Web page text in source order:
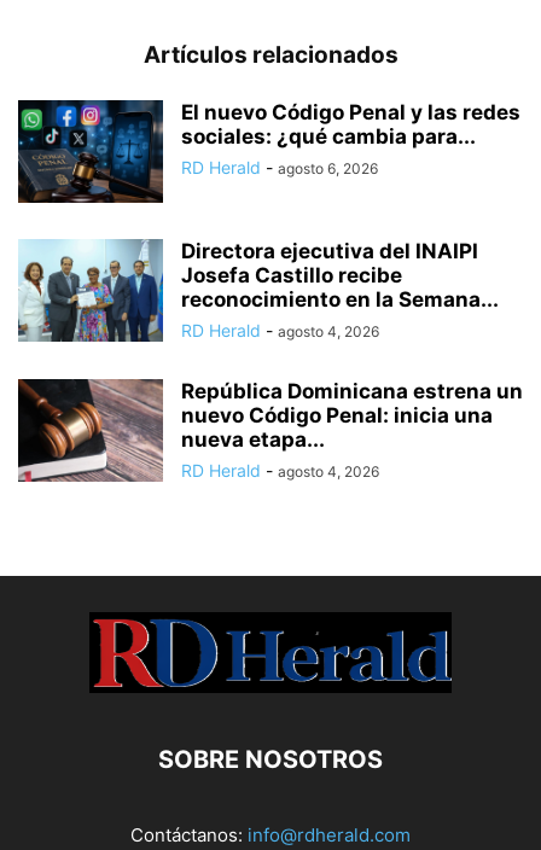
Artículos relacionados
El nuevo Código Penal y las redes
sociales: ¿qué cambia para...
RD Herald - agosto 6, 2026
Directora ejecutiva del INAIPI
Josefa Castillo recibe
reconocimiento en la Semana...
RD Herald - agosto 4, 2026
República Dominicana estrena un
nuevo Código Penal: inicia una
nueva etapa...
RD Herald - agosto 4, 2026
SOBRE NOSOTROS
Contáctanos: info@rdherald.com